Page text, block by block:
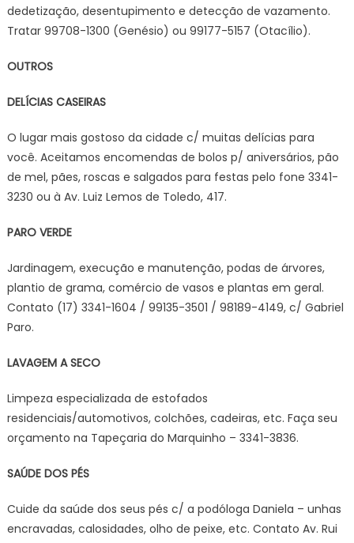
dedetização, desentupimento e detecção de vazamento.
Tratar 99708-1300 (Genésio) ou 99177-5157 (Otacílio).
OUTROS
DELÍCIAS CASEIRAS
O lugar mais gostoso da cidade c/ muitas delícias para
você. Aceitamos encomendas de bolos p/ aniversários, pão
de mel, pães, roscas e salgados para festas pelo fone 3341-
3230 ou à Av. Luiz Lemos de Toledo, 417.
PARO VERDE
Jardinagem, execução e manutenção, podas de árvores,
plantio de grama, comércio de vasos e plantas em geral.
Contato (17) 3341-1604 / 99135-3501 / 98189-4149, c/ Gabriel
Paro.
LAVAGEM A SECO
Limpeza especializada de estofados
residenciais/automotivos, colchões, cadeiras, etc. Faça seu
orçamento na Tapeçaria do Marquinho – 3341-3836.
SAÚDE DOS PÉS
Cuide da saúde dos seus pés c/ a podóloga Daniela – unhas
encravadas, calosidades, olho de peixe, etc. Contato Av. Rui